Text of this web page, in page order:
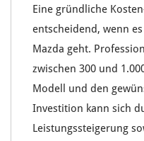
Eine gründliche
entscheidend, wenn
Mazda geht.
zwischen 300 und
Modell
und den
Investition kann sich
Leistungssteigerung